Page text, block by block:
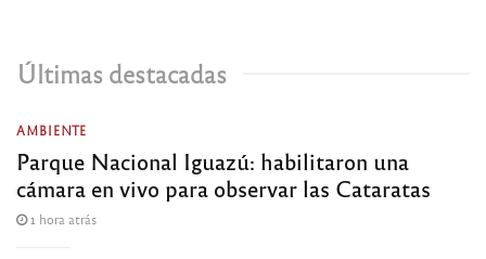
Últimas destacadas
AMBIENTE
Parque Nacional Iguazú: habilitaron una
cámara en vivo para observar las Cataratas
1 hora atrás